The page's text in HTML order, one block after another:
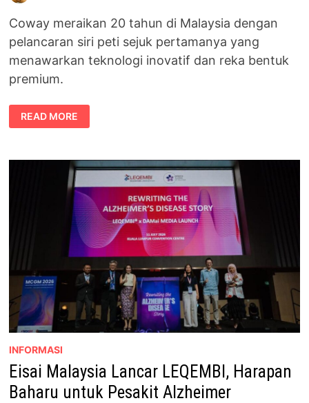
Coway meraikan 20 tahun di Malaysia dengan
pelancaran siri peti sejuk pertamanya yang
menawarkan teknologi inovatif dan reka bentuk
premium.
COWAY
SAMBUT
20
MALAYSIA
PELANCARAN
PERTAMANYA
READ MORE
INFORMASI
Eisai Malaysia Lancar LEQEMBI, Harapan
Baharu untuk Pesakit Alzheimer